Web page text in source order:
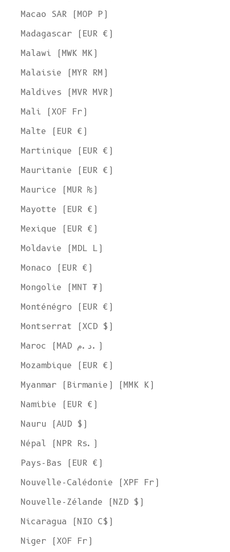
Macao SAR (MOP P)
Madagascar (EUR €)
Malawi (MWK MK)
Malaisie (MYR RM)
Maldives (MVR MVR)
Mali (XOF Fr)
Malte (EUR €)
Martinique (EUR €)
Mauritanie (EUR €)
Maurice (MUR ₨)
Mayotte (EUR €)
Mexique (EUR €)
Moldavie (MDL L)
Monaco (EUR €)
Mongolie (MNT ₮)
Monténégro (EUR €)
Montserrat (XCD $)
Maroc (MAD د.م.)
Mozambique (EUR €)
Myanmar (Birmanie) (MMK K)
Namibie (EUR €)
Nauru (AUD $)
Népal (NPR Rs.)
Pays-Bas (EUR €)
Nouvelle-Calédonie (XPF Fr)
Nouvelle-Zélande (NZD $)
Nicaragua (NIO C$)
Niger (XOF Fr)